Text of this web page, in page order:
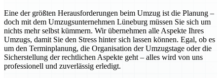
Eine der größten Herausforderungen beim Umzug ist die Planung –
doch mit dem Umzugsunternehmen Lüneburg müssen Sie sich um
nichts mehr selbst kümmern. Wir übernehmen alle Aspekte Ihres
Umzugs, damit Sie den Stress hinter sich lassen können. Egal, ob es
um den Terminplanung, die Organisation der Umzugstage oder die
Sicherstellung der rechtlichen Aspekte geht – alles wird von uns
professionell und zuverlässig erledigt.